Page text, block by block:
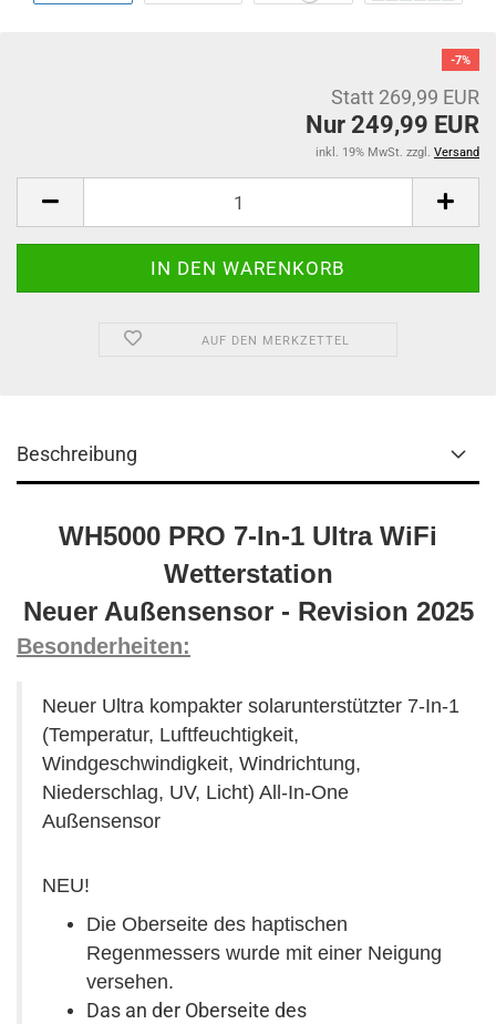
-7%
Statt 269,99 EUR
Nur 249,99 EUR
inkl. 19% MwSt. zzgl. Versand
AUF DEN MERKZETTEL
Beschreibung
WH5000 PRO 7-In-1 Ultra WiFi
Wetterstation
Neuer Außensensor - Revision 2025
Besonderheiten:
Neuer Ultra kompakter solarunterstützter 7-In-1
(Temperatur, Luftfeuchtigkeit,
Windgeschwindigkeit, Windrichtung,
Niederschlag, UV, Licht) All-In-One
Außensensor
NEU!
Die Oberseite des haptischen
Regenmessers wurde mit einer Neigung
versehen.
Das an der Oberseite des